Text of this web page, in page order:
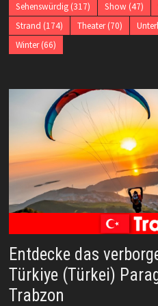
Sehenswürdig(317) Show (47)
Strand (174) Theater(70)
Winter(66)
Entdecke das
Türkiye (Türkei)
Trabzon